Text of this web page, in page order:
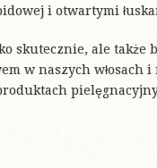
i otwartymi
skutecznie, ale także
w naszych włosach